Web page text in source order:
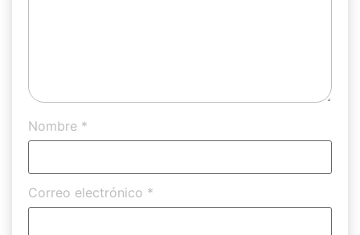
Nombre *
Correo electrónico *